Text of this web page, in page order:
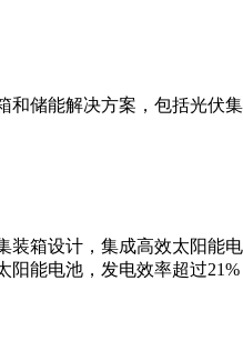
和储能解决方案，包括光伏
装箱设计，集成高效太阳能
阳能电池，发电效率超过